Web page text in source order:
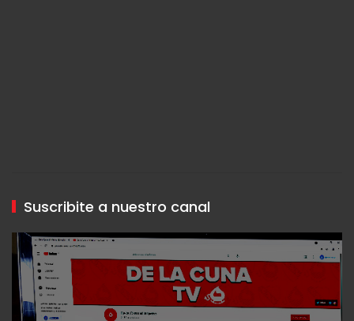
Suscribite a nuestro canal